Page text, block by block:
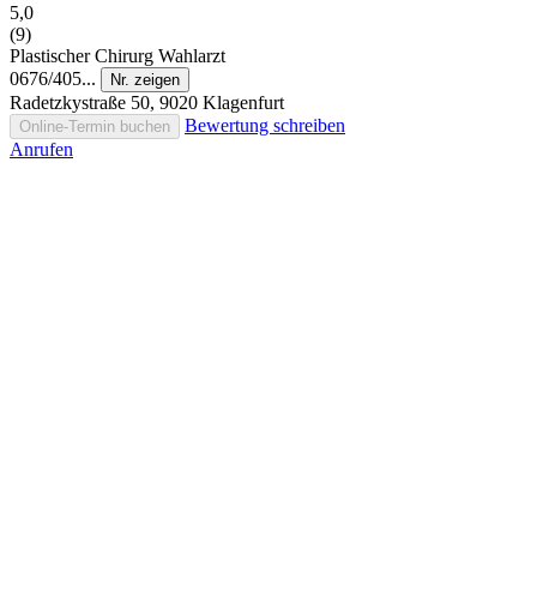
5,0
(9)
Plastischer Chirurg Wahlarzt
0676/405...
Nr. zeigen
Radetzkystraße 50, 9020 Klagenfurt
Online-Termin buchen
Bewertung schreiben
Anrufen